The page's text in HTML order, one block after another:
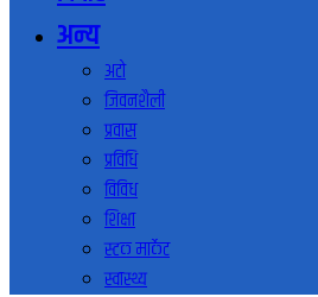
अन्य
अटो
जिवनशैली
प्रवास
प्रविधि
विविध
शिक्षा
स्टक मार्केट
स्वास्थ्य